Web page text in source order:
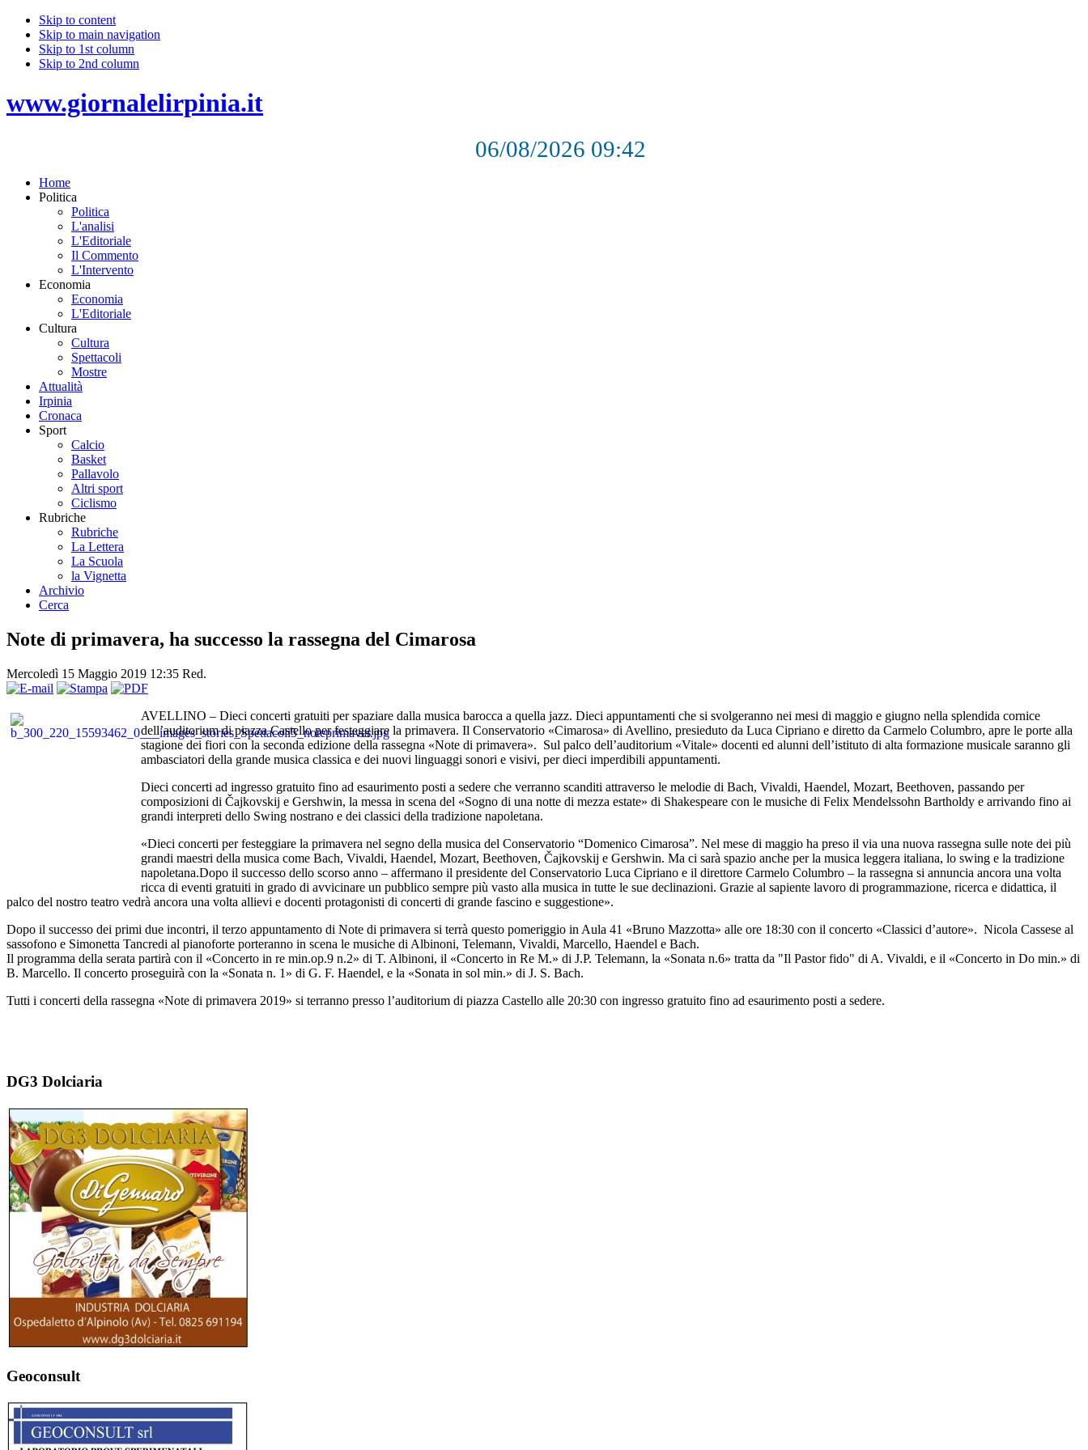
Skip to content
Skip to main navigation
Skip to 1st column
Skip to 2nd column
www.giornalelirpinia.it
06/08/2026 09:42
Home
Politica
Politica
L'analisi
L'Editoriale
Il Commento
L'Intervento
Economia
Economia
L'Editoriale
Cultura
Cultura
Spettacoli
Mostre
Attualità
Irpinia
Cronaca
Sport
Calcio
Basket
Pallavolo
Altri sport
Ciclismo
Rubriche
Rubriche
La Lettera
La Scuola
la Vignetta
Archivio
Cerca
Note di primavera, ha successo la rassegna del Cimarosa
Mercoledì 15 Maggio 2019 12:35 Red.
AVELLINO – Dieci concerti gratuiti per spaziare dalla musica barocca a quella jazz. Dieci appuntamenti che si svolgeranno nei mesi di maggio e giugno nella splendida cornice
dell’auditorium di piazza Castello per festeggiare la primavera. Il Conservatorio «Cimarosa» di Avellino, presieduto da Luca Cipriano e diretto da Carmelo Columbro, apre le porte alla
stagione dei fiori con la seconda edizione della rassegna «Note di primavera». Sul palco dell’auditorium «Vitale» docenti ed alunni dell’istituto di alta formazione musicale saranno gli
ambasciatori della grande musica classica e dei nuovi linguaggi sonori e visivi, per dieci imperdibili appuntamenti.
Dieci concerti ad ingresso gratuito fino ad esaurimento posti a sedere che verranno scanditi attraverso le melodie di Bach, Vivaldi, Haendel, Mozart, Beethoven, passando per
composizioni di Čajkovskij e Gershwin, la messa in scena del «Sogno di una notte di mezza estate» di Shakespeare con le musiche di Felix Mendelssohn Bartholdy e arrivando fino ai
grandi interpreti dello Swing nostrano e dei classici della tradizione napoletana.
«Dieci concerti per festeggiare la primavera nel segno della musica del Conservatorio “Domenico Cimarosa”. Nel mese di maggio ha preso il via una nuova rassegna sulle note dei più
grandi maestri della musica come Bach, Vivaldi, Haendel, Mozart, Beethoven, Čajkovskij e Gershwin. Ma ci sarà spazio anche per la musica leggera italiana, lo swing e la tradizione
napoletana.Dopo il successo dello scorso anno – affermano il presidente del Conservatorio Luca Cipriano e il direttore Carmelo Columbro – la rassegna si annuncia ancora una volta
ricca di eventi gratuiti in grado di avvicinare un pubblico sempre più vasto alla musica in tutte le sue declinazioni. Grazie al sapiente lavoro di programmazione, ricerca e didattica, il
palco del nostro teatro vedrà ancora una volta allievi e docenti protagonisti di concerti di grande fascino e suggestione».
Dopo il successo dei primi due incontri, il terzo appuntamento di Note di primavera si terrà questo pomeriggio in Aula 41 «Bruno Mazzotta» alle ore 18:30 con il concerto «Classici d’autore». Nicola Cassese al
sassofono e Simonetta Tancredi al pianoforte porteranno in scena le musiche di Albinoni, Telemann, Vivaldi, Marcello, Haendel e Bach.
Il programma della serata partirà con il «Concerto in re min.op.9 n.2» di T. Albinoni, il «Concerto in Re M.» di J.P. Telemann, la «Sonata n.6» tratta da "Il Pastor fido" di A. Vivaldi, e il «Concerto in Do min.» di
B. Marcello. Il concerto proseguirà con la «Sonata n. 1» di G. F. Haendel, e la «Sonata in sol min.» di J. S. Bach.
Tutti i concerti della rassegna «Note di primavera 2019» si terranno presso l’auditorium di piazza Castello alle 20:30 con ingresso gratuito fino ad esaurimento posti a sedere.
DG3 Dolciaria
Geoconsult